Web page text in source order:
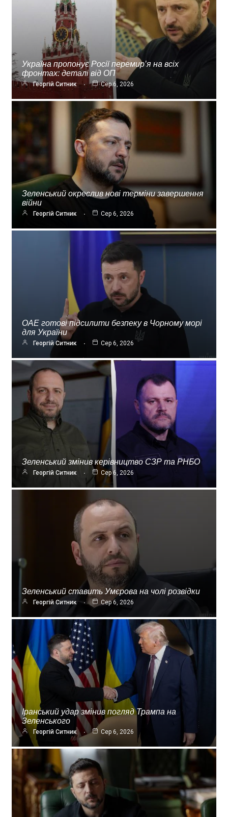
Україна пропонує Росії перемир’я на всіх
фронтах: деталі від ОП
Георгій Ситник Сер 6, 2026
Зеленський окреслив нові терміни завершення
війни
Георгій Ситник Сер 6, 2026
ОАЕ готові підсилити безпеку в Чорному морі
для України
Георгій Ситник Сер 6, 2026
Зеленський змінив керівництво СЗР та РНБО
Георгій Ситник Сер 6, 2026
Зеленський ставить Умєрова на чолі розвідки
Георгій Ситник Сер 6, 2026
Іранський удар змінив погляд Трампа на
Зеленського
Георгій Ситник Сер 6, 2026